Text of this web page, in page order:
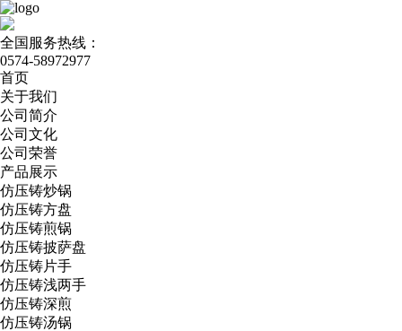
全国服务热线：
0574-58972977
首页
关于我们
公司简介
公司文化
公司荣誉
产品展示
仿压铸炒锅
仿压铸方盘
仿压铸煎锅
仿压铸披萨盘
仿压铸片手
仿压铸浅两手
仿压铸深煎
仿压铸汤锅